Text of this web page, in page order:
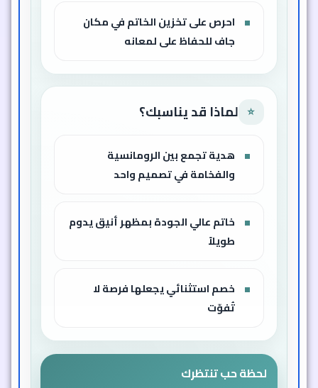
احرص على تخزين الخاتم في مكان
جاف للحفاظ على لمعانه
⭐ لماذا قد يناسبك؟
هدية تجمع بين الرومانسية
والفخامة في تصميم واحد
خاتم عالي الجودة بمظهر أنيق يدوم
طويلاً
خصم استثنائي يجعلها فرصة لا
تُفوّت
لحظة حب تنتظرك